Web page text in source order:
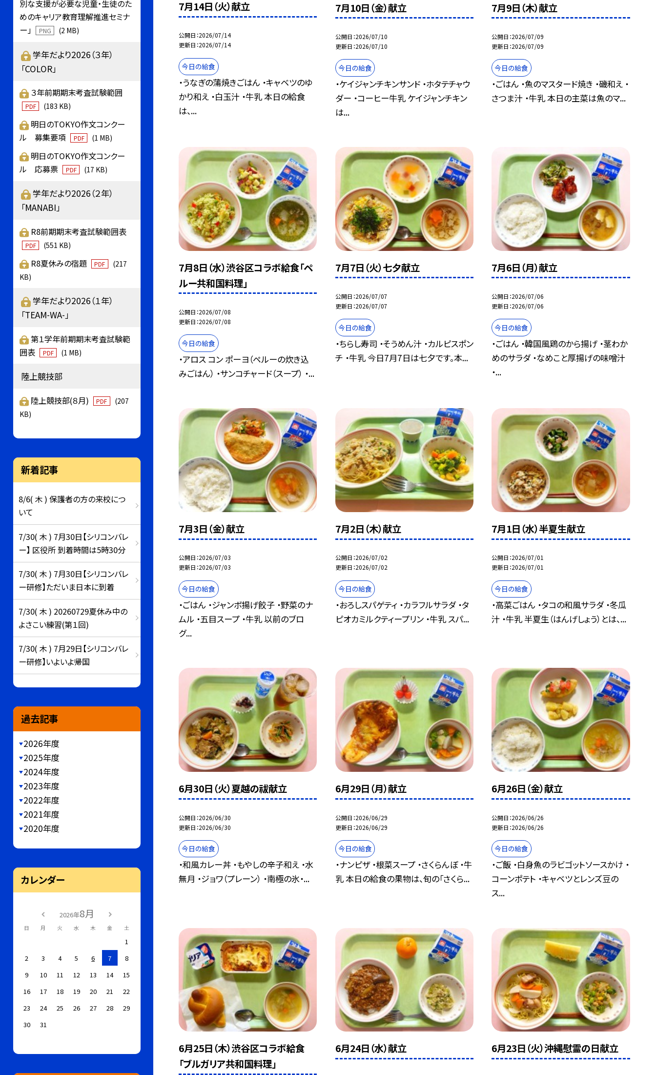
7月14日（火）献立
公開日 2026/07/14
更新日 2026/07/14
今日の給食
・うなぎの蒲焼きごはん ・キャベツのゆ
かり和え ・白玉汁 ・牛乳 本日の給食
は、...
7月10日（金）献立
公開日 2026/07/10
更新日 2026/07/10
今日の給食
・ケイジャンチキンサンド ・ホタテチャウ
ダー ・コーヒー牛乳 ケイジャンチキン
は...
7月9日（木）献立
公開日 2026/07/09
更新日 2026/07/09
今日の給食
・ごはん ・魚のマスタード焼き ・磯和え ・
さつま汁 ・牛乳 本日の主菜は魚のマ...
7月8日（水）渋谷区コラボ給食「ペ
ルー共和国料理」
公開日 2026/07/08
更新日 2026/07/08
今日の給食
・アロス コン ポーヨ（ペルーの炊き込
みごはん） ・サンコチャード（スープ） ・...
7月7日（火）七夕献立
公開日 2026/07/07
更新日 2026/07/07
今日の給食
・ちらし寿司 ・そうめん汁 ・カルピスポン
チ ・牛乳 今日7月7日は七夕です。本...
7月6日（月）献立
公開日 2026/07/06
更新日 2026/07/06
今日の給食
・ごはん ・韓国風鶏のから揚げ ・茎わか
めのサラダ ・なめこと厚揚げの味噌汁
・...
7月3日（金）献立
公開日 2026/07/03
更新日 2026/07/03
今日の給食
・ごはん ・ジャンボ揚げ餃子 ・野菜のナ
ムル ・五目スープ ・牛乳 以前のブロ
グ...
7月2日（木）献立
公開日 2026/07/02
更新日 2026/07/02
今日の給食
・おろしスパゲティ ・カラフルサラダ ・タ
ピオカミルクティープリン ・牛乳 スパ...
7月1日（水）半夏生献立
公開日 2026/07/01
更新日 2026/07/01
今日の給食
・高菜ごはん ・タコの和風サラダ ・冬瓜
汁 ・牛乳 半夏生（はんげしょう）とは、...
6月30日（火）夏越の祓献立
公開日 2026/06/30
更新日 2026/06/30
今日の給食
・和風カレー丼 ・もやしの辛子和え ・水
無月 ・ジョワ（プレーン） ・南極の氷・...
6月29日（月）献立
公開日 2026/06/29
更新日 2026/06/29
今日の給食
・ナンピザ ・根菜スープ ・さくらんぼ ・牛
乳 本日の給食の果物は、旬の「さくら...
6月26日（金）献立
公開日 2026/06/26
更新日 2026/06/26
今日の給食
・ご飯 ・白身魚のラビゴットソースかけ ・
コーンポテト ・キャベツとレンズ豆の
ス...
6月25日（木）渋谷区コラボ給食
「ブルガリア共和国料理」
6月24日（水）献立 6月23日（火）沖縄慰霊の日献立
別な支援が必要な児童・生徒のた
めのキャリア教育理解推進セミナ
ー」
PNG (2 MB)
学年だより2026（３年）
「COLOR」
３年前期期末考査試験範囲
PDF (183 KB)
明日のTOKYO作文コンクー
ル 募集要項
PDF (1 MB)
明日のTOKYO作文コンクー
ル 応募票
PDF (17 KB)
学年だより2026（２年）
「MANABI」
R8前期期末考査試験範囲表
PDF (551 KB)
R8夏休みの宿題 PDF
(217
KB)
学年だより2026（１年）
「TEAM-WA-」
第１学年前期期末考査試験範
囲表
PDF (1 MB)
陸上競技部
陸上競技部(８月) PDF
(207
KB)
新着記事
8/6( 木 ) 保護者の方の来校につ
いて
7/30( 木 ) 7月30日【シリコンバレ
ー】 区役所 到着時間は5時30分
7/30( 木 ) 7月30日【シリコンバレ
ー研修】ただいま日本に到着
7/30( 木 ) 20260729夏休み中の
よさこい練習(第１回)
7/30( 木 ) 7月29日【シリコンバレ
ー研修】いよいよ帰国
過去記事
2026年度
2025年度
2024年度
2023年度
2022年度
2021年度
2020年度
カレンダー
2026年8月
日 月 火 水 木 金 土
1
2
3 4 5 6 7
8
9
10 11 12 13 14
15
16
17 18 19 20 21
22
23
24 25 26 27 28
29
30
31